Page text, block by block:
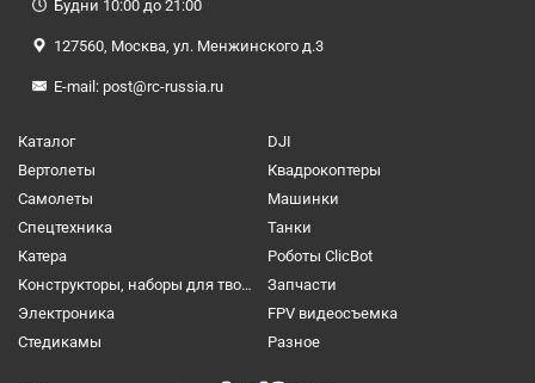
Будни 10:00 до 21:00
127560, Москва, ул. Менжинского д.3
E-mail: post@rc-russia.ru
Каталог
DJI
Вертолеты
Квадрокоптеры
Самолеты
Машинки
Спецтехника
Танки
Катера
Роботы ClicBot
Конструкторы, наборы для творчества и настольные игры
Запчасти
Электроника
FPV видеосъемка
Cтедикамы
Разное